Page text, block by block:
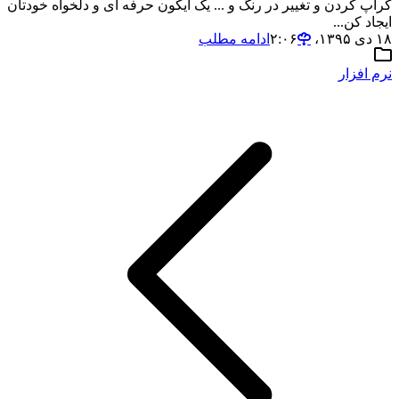
کراپ کردن و تغییر در رنگ و ... یک ایکون حرفه ای و دلخواه خودتان
ایجاد کن...
۱۸ دی ۱۳۹۵،‏ ۲:۰۶
ادامه مطلب
نرم افزار